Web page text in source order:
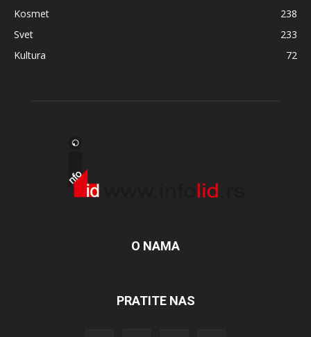
Kosmet
238
Svet
233
Kultura
72
O NAMA
PRATITE NAS